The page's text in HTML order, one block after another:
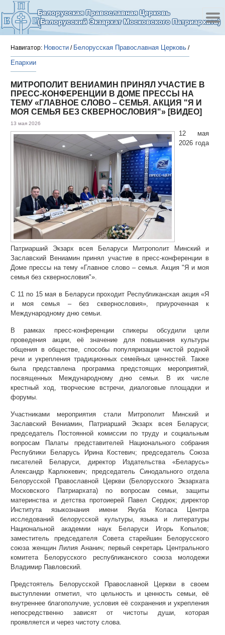
Белорусская Православная Церковь
(Белорусский Экзархат Московского Патриархата)
Навигатор: Новости / Белорусская Православная Церковь /
Епархии
МИТРОПОЛИТ ВЕНИАМИН ПРИНЯЛ УЧАСТИЕ В
ПРЕСС-КОНФЕРЕНЦИИ В ДОМЕ ПРЕССЫ НА
ТЕМУ «ГЛАВНОЕ СЛОВО – СЕМЬЯ. АКЦИЯ "Я И
МОЯ СЕМЬЯ БЕЗ СКВЕРНОСЛОВИЯ"» [ВИДЕО]
13 мая 2026
12 мая
2026 года
Патриарший Экзарх всея Беларуси Митрополит Минский и
Заславский Вениамин принял участие в пресс-конференции в
Доме прессы на тему «Главное слово – семья. Акция "Я и моя
семья без сквернословия"».
С 11 по 15 мая в Беларуси проходит Республиканская акция «Я
и моя семья – без сквернословия», приуроченная к
Международному дню семьи.
В рамках пресс-конференции спикеры обсудили цели
проведения акции, её значение для повышения культуры
общения в обществе, способы популяризации чистой родной
речи и укрепления традиционных семейных ценностей. Также
была представлена программа предстоящих мероприятий,
посвященных Международному дню семьи. В их числе
крестный ход, творческие встречи, диалоговые площадки и
форумы.
Участниками мероприятия стали Митрополит Минский и
Заславский Вениамин, Патриарший Экзарх всея Беларуси;
председатель Постоянной комиссии по труду и социальным
вопросам Палаты представителей Национального собрания
Республики Беларусь Ирина Костевич; председатель Союза
писателей Беларуси, директор Издательства «Беларусь»
Александр Карлюкевич; председатель Синодального отдела
Белорусской Православной Церкви (Белорусского Экзархата
Московского Патриархата) по вопросам семьи, защиты
материнства и детства протоиерей Павел Сердюк; директор
Института языкознания имени Якуба Коласа Центра
исследований белорусской культуры, языка и литературы
Национальной академии наук Беларуси Игорь Копылов;
заместитель председателя Совета старейшин Белорусского
союза женщин Лилия Ананич; первый секретарь Центрального
комитета Белорусского республиканского союза молодежи
Владимир Павловский.
Предстоятель Белорусской Православной Церкви в своем
выступлении отметил, что цельность и ценность семьи, её
внутреннее благополучие, условия её сохранения и укрепления
непосредственно зависят от чистоты души, которая
проявляется и через чистоту слова.